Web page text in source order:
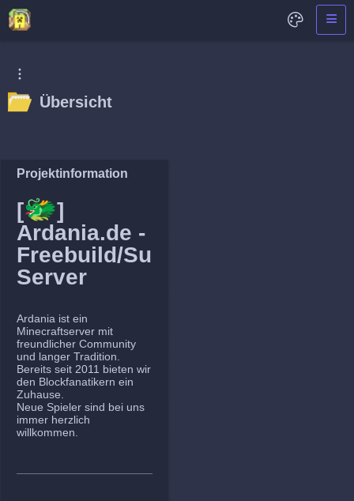
Übersicht
Projektinformation
[🐲]
Ardania.de -
Freebuild/Survival
Server
Ardania ist ein
Minecraftserver mit
freundlicher Community
und langer Tradition.
Bereits seit 2011 bieten wir
den Blockfanatikern ein
Zuhause.
Neue Spieler sind bei uns
immer herzlich
willkommen.